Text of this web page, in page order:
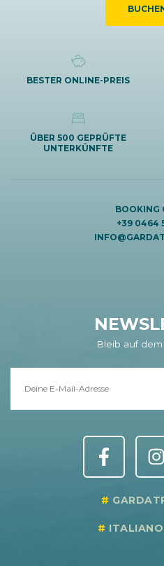
BESTER ONLINE-PREIS
ÜBER 500 GEPRÜFTE
UNTERKÜNFTE
BOOKING
+39 0464
Bleib auf